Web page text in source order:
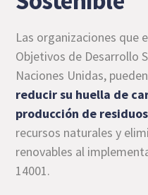
Las organizaciones que
Objetivos de Desarrollo
Naciones Unidas, pueden
reducir su huella de
producción de residuos
recursos naturales y
renovables al
14001.